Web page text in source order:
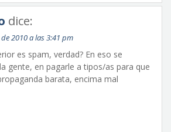
dice:
2010 a las 3:41 pm
es spam, verdad? En eso se
gente, en pagarle a tipos/as para que
barata, encima mal